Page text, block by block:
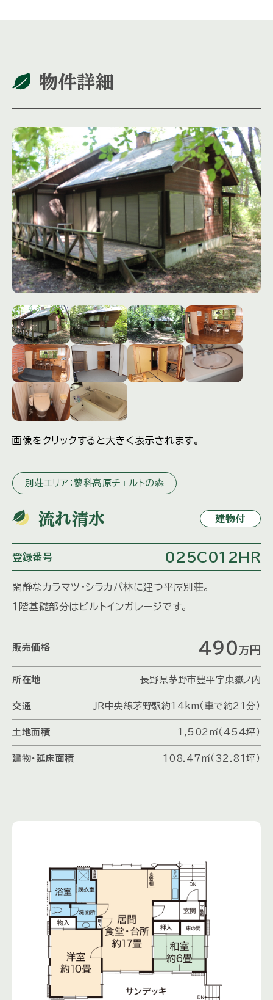
物件詳細
画像をクリックすると大きく表示されます。
別荘エリア：蓼科高原チェルトの森
流れ清水 建物付
登録番号 025C012HR
閑静なカラマツ・シラカバ林に建つ平屋別荘。
１階基礎部分はビルトインガレージです。
販売価格 490万円
所在地 長野県茅野市豊平字東嶽ノ内
交通 ＪＲ中央線茅野駅約14km（車で約21分）
土地面積 1,502㎡（454坪）
建物・延床面積 108.47㎡（32.81坪）